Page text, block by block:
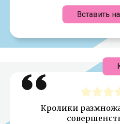
Вставить
Кролики